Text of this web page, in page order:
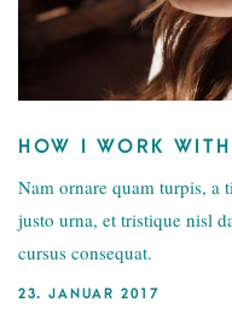
HOW I WORK
Nam ornare quam turpis,
justo urna, et tristique nisl
cursus consequat.
23. JANUAR 2017